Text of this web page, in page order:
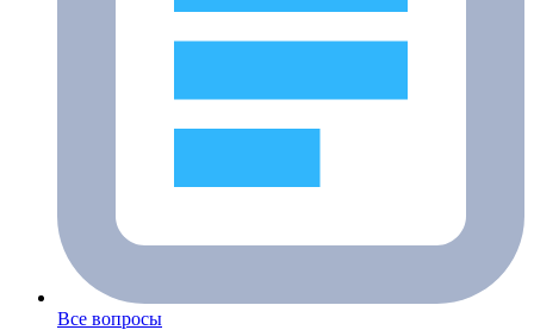
Все вопросы